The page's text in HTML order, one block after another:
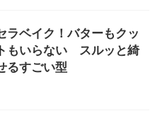
ラベイク！バターもクッ
もいらない スルッと綺
るすごい型